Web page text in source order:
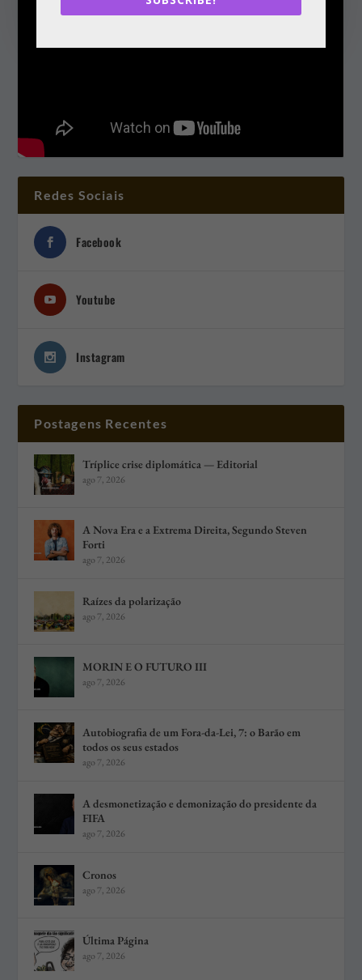
Redes Sociais
Facebook
Youtube
Instagram
Postagens Recentes
Tríplice crise diplomática — Editorial
ago 7, 2026
A Nova Era e a Extrema Direita, Segundo Steven
Forti
ago 7, 2026
Raízes da polarização
ago 7, 2026
MORIN E O FUTURO III
ago 7, 2026
Autobiografia de um Fora-da-Lei, 7: o Barão em
todos os seus estados
ago 7, 2026
A desmonetização e demonização do presidente da
FIFA
ago 7, 2026
Cronos
ago 7, 2026
Última Página
ago 7, 2026